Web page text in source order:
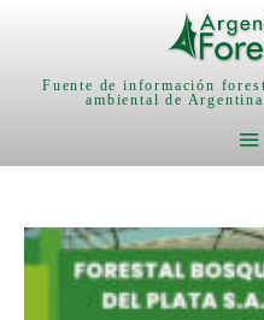
Fuente de información
ambiental de